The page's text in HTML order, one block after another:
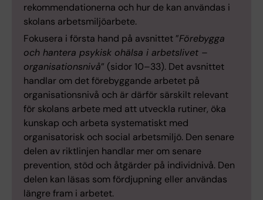
rekommendationerna och hur de kan användas i
skolans arbetsmiljöarbete.
Fokusera i första hand på avsnittet ”Förebygga
och hantera psykisk ohälsa i arbetslivet –
organisationsnivå” (sidor 10–33). Det avsnittet
handlar om det förebyggande arbetet på
organisationsnivå och är därför särskilt relevant
för skolans arbete med att utveckla rutiner, öka
kunskap och arbeta systematiskt med
organisatorisk och social arbetsmiljö. Den senare
delen av riktlinjen handlar mer om senare
prevention, stöd och åtgärder på individnivå. Den
delen kan läsas som fördjupning eller användas
längre fram i arbetet.